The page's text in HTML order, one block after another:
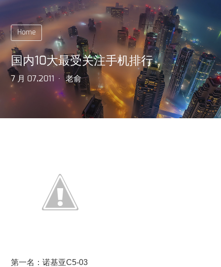
Home
国内10大最受关注手机排行
7 月 07,2011 老俞
第一名：诺基亚C5-03